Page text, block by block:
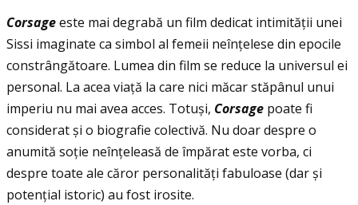
Corsageeste mai degrabă un film dedicat intimităţii unei
Sissi imaginate ca simbol al femeii neînţelese din epocile
constrângătoare. Lumea din film se reduce la universul ei
personal. La acea viaţă la care nici măcar stăpânul unui
imperiu nu mai avea acces. Totuși, Corsage poate fi
considerat și o biografie colectivă. Nu doar despre o
anumită soţie neînţeleasă de împărat este vorba, ci
despre toate ale căror personalităţi fabuloase (dar și
potenţial istoric) au fost irosite.